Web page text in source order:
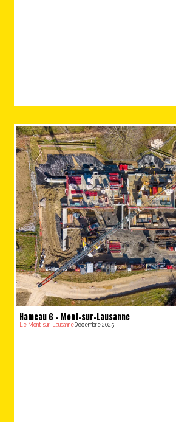
Hameau 6 – Mont-sur-Lausanne
Le Mont-sur-LausanneDécembre 2025